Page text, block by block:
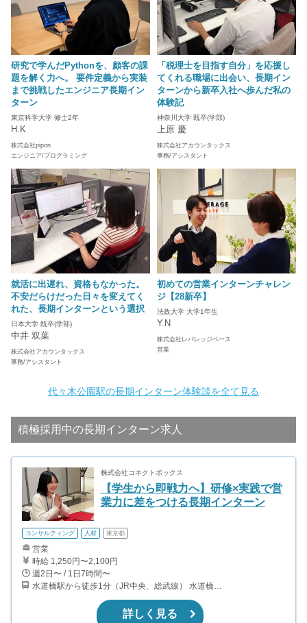
研究で学んだPythonを、顧客の課
題を解く力へ。 要件定義から実装
まで挑戦したエンジニア長期イン
ターン
東京科学大学 修士2年
H.K
株式会社pipon
エンジニア/プログラミング
「税理士を目指す自分」を応援し
てくれる職場に出会い、長期イン
ターンから新卒入社へ歩んだ私の
体験記
神奈川大学 既卒(学部)
上原 慶
株式会社アカウンタックス
事務/アシスタント
就活に出遅れ、資格もなかった。
不安だらけだった日々を変えてく
れた、長期インターンという選択
日本大学 既卒(学部)
中井 双葉
株式会社アカウンタックス
事務/アシスタント
初めての営業インターンチャレン
ジ【28新卒】
法政大学 大学1年生
Y.N
株式会社レバレッジベース
営業
代々木公園駅の長期インターン体験談を全て見る
積極採用中の長期インターン求人
株式会社コネクトボックス
【学生から即戦力へ】研修×実践で営
業力に差をつける長期インターン
コンサルティング 人材 東京都
営業
時給 1,250円〜2,100円
週2日〜 / 1日7時間〜
水道橋駅から徒歩1分（JR中央、総武線） 水道橋駅から徒歩6分（都営三田線）
詳しく見る